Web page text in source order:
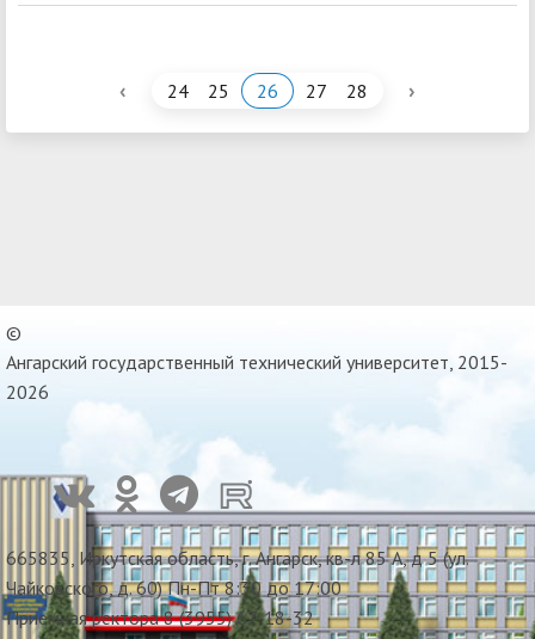
‹ 24 25 26 27 28 ›
©
Ангарский государственный технический университет, 2015-
2026
665835, Иркутская область, г. Ангарск, кв-л 85 А, д 5 (ул.
Чайковского, д. 60) Пн-Пт 8:30 до 17:00
Приемная ректора 8 (3955) 67-18-32